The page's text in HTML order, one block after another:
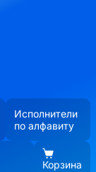
Исполнители
по алфавиту
Корзина